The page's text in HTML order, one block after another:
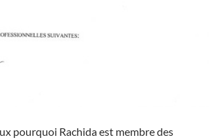
pourquoi Rachida est membre des